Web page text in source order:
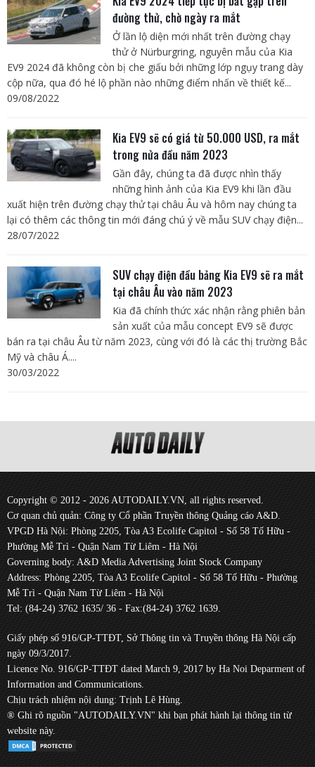
đường thử, chờ ngày ra mắt
Ở lần lộ diện mới nhất trên đường chạy
thử ở Nürburgring, nguyên mẫu của Kia
EV9 2024 đã không còn bị che giấu bởi những lớp ngụy trang dày
cộp nữa, qua đó hé lộ phần nào những điểm nhấn về thiết kế...
09/08/2022
Kia EV9 sẽ có giá từ 50.000 USD, ra mắt
trong nửa đầu năm 2023
Gần đây, chúng ta đã được nhìn thấy
những hình ảnh của Kia EV9 khi lần đầu
xuất hiện trên đường chạy thử tại châu Âu và hôm nay chúng ta
lại có thêm các thông tin mới đáng chú ý về mẫu SUV chạy điện...
28/07/2022
SUV chạy điện đầu bảng Kia EV9 sẽ ra mắt
tại châu Âu vào năm 2023
Kia đã chính thức xác nhận rằng phiên bản
sản xuất của mẫu concept EV9 sẽ được
bán ra tại châu Âu từ năm 2023, cùng với đó là các thị trường Bắc
Mỹ và châu Á....
30/03/2022
Copyright © 2012 - 2026 AUTODAILY.VN, all rights reserved.
Cơ quan chủ quản: Công ty Cổ phần Truyền thông Quảng cáo A&D.
VPGD Hà Nội: Phòng 2205, Tòa A3 Ecolife Capitol - Số 58 Tố Hữu -
Phường Mễ Trì - Quận Nam Từ Liêm - Hà Nội
Governing body: A&D Media Advertising Joint Stock Company
Address: Phòng 2205, Tòa A3 Ecolife Capitol - Số 58 Tố Hữu - Phường
Mễ Trì - Quận Nam Từ Liêm - Hà Nội
Tel: (84-24) 3762 1635/ 36 - Fax:(84-24) 3762 1639.
Giấy phép số 916/GP-TTĐT, Sở Thông tin và Truyền thông Hà Nội cấp
ngày 09/3/2017.
Licence No. 916/GP-TTĐT dated March 9, 2017 by Ha Noi Deparment of
Information and Communications.
Chịu trách nhiệm nội dung: Trịnh Lê Hùng.
® Ghi rõ nguồn "AUTODAILY.VN" khi bạn phát hành lại thông tin từ
website này.